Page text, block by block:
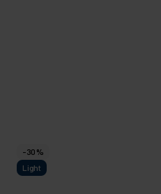
-30 %
Light